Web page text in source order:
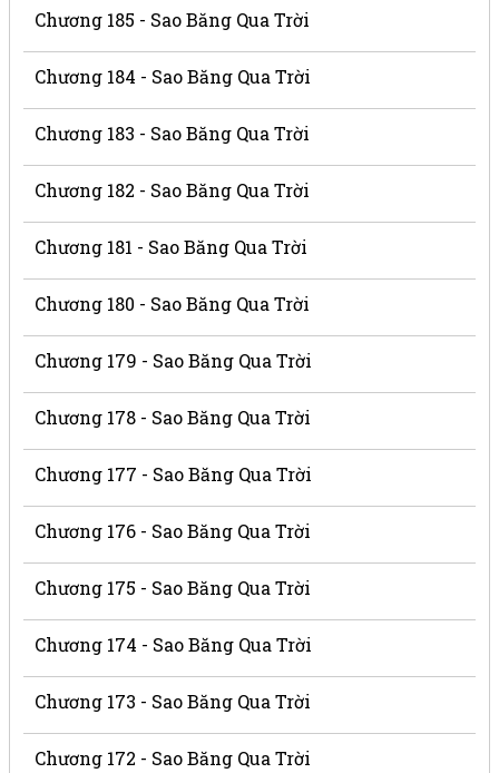
Chương 185 - Sao Băng Qua Trời
Chương 184 - Sao Băng Qua Trời
Chương 183 - Sao Băng Qua Trời
Chương 182 - Sao Băng Qua Trời
Chương 181 - Sao Băng Qua Trời
Chương 180 - Sao Băng Qua Trời
Chương 179 - Sao Băng Qua Trời
Chương 178 - Sao Băng Qua Trời
Chương 177 - Sao Băng Qua Trời
Chương 176 - Sao Băng Qua Trời
Chương 175 - Sao Băng Qua Trời
Chương 174 - Sao Băng Qua Trời
Chương 173 - Sao Băng Qua Trời
Chương 172 - Sao Băng Qua Trời